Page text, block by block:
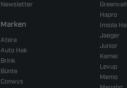
Newsletter
Marken
Atera
Auto Hak
Brink
Bünte
Conwys
Hapro
Imiola
Jaeger
Junior
Kamei
Levup
Memo